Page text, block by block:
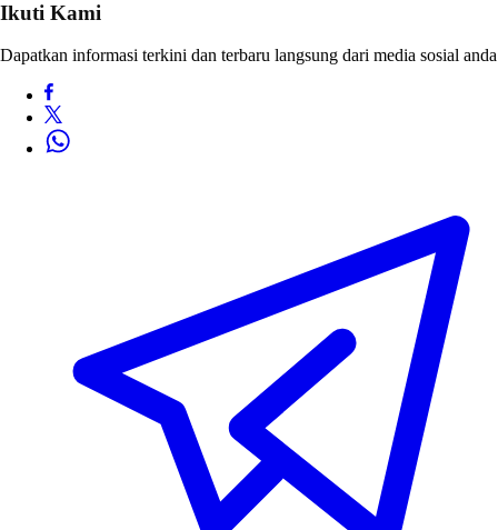
Ikuti Kami
Dapatkan informasi terkini dan terbaru langsung dari media sosial anda